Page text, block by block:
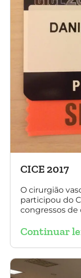
CICE 2017
O cirurgião
participou do
congressos de
sobre a
multilayer.
sem nenhum
Continuar